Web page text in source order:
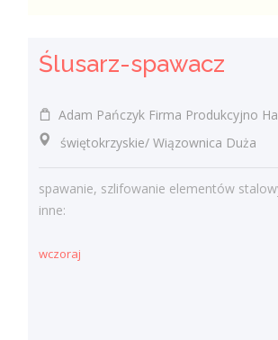
Ślusarz-spawacz
Adam Pańczyk Firma Produkcyjno Handlowo Usługowa "KONRAD"
świętokrzyskie/ Wiązownica Duża
spawanie, szlifowanie elementów
inne:
wczoraj